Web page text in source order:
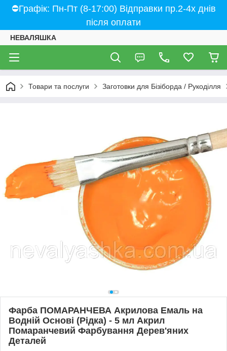
⛔Графік: Пн-Пт (8-17:00) Відправки пр.2-4х днів
після оплати
НЕВАЛЯШКА
Товари та послуги Заготовки для Бізіборда / Рукоділля
Фарба ПОМАРАНЧЕВА Акрилова Емаль на
Водній Основі (Рідка) - 5 мл Акрил
Помаранчевий Фарбування Дерев'яних
Деталей